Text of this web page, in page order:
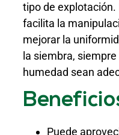
tipo de
facilita la
mejorar la
la siembra,
humedad sean
Puede